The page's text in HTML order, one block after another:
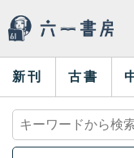
新刊 古書